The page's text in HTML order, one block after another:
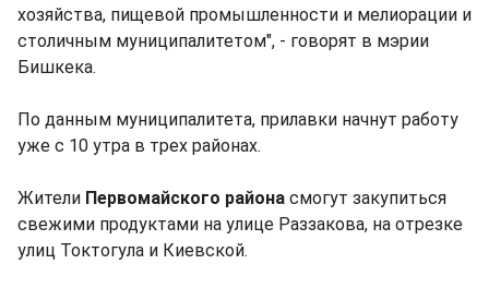
хозяйства, пищевой промышленности и мелиорации и
столичным муниципалитетом", - говорят в мэрии
Бишкека.
По данным муниципалитета, прилавки начнут работу
уже с 10 утра в трех районах.
Жители Первомайского района смогут закупиться
свежими продуктами на улице Раззакова, на отрезке
улиц Токтогула и Киевской.